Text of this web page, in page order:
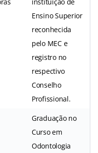
Ensino Superior
reconhecida
pelo MEC e
registro no
respectivo
Conselho
Profissional.
Graduação no
Curso em
Odontologia